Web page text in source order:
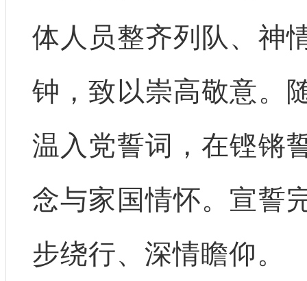
体人员整齐列队、神
钟，致以崇高敬意。
温入党誓词，在铿锵
念与家国情怀。宣誓
步绕行、深情瞻仰。